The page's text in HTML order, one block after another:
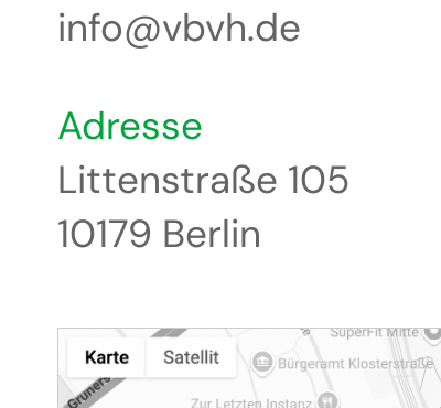
info@vbvh.de
Adresse
Littenstraße 105
10179 Berlin